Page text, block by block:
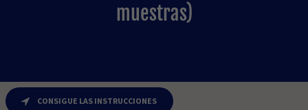
muestras)
CONSIGUE LAS INSTRUCCIONES